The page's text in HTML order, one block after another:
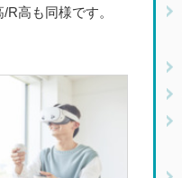
高も同様です。